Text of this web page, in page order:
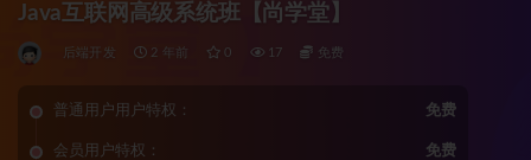
Java互联网高级系统班【尚学堂】
后端开发 2 年前 0 17 免费
普通用户用户特权： 免费
会员用户特权： 免费